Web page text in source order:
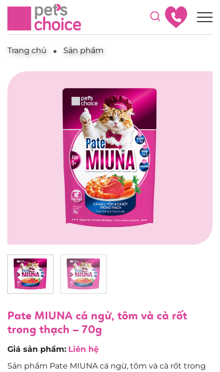
Trang chủ Sản phẩm
Pate MIUNA cá ngừ, tôm và cà rốt
trong thạch – 70g
Giá sản phẩm: Liên hệ
Sản phẩm Pate MIUNA cá ngừ, tôm và cà rốt trong